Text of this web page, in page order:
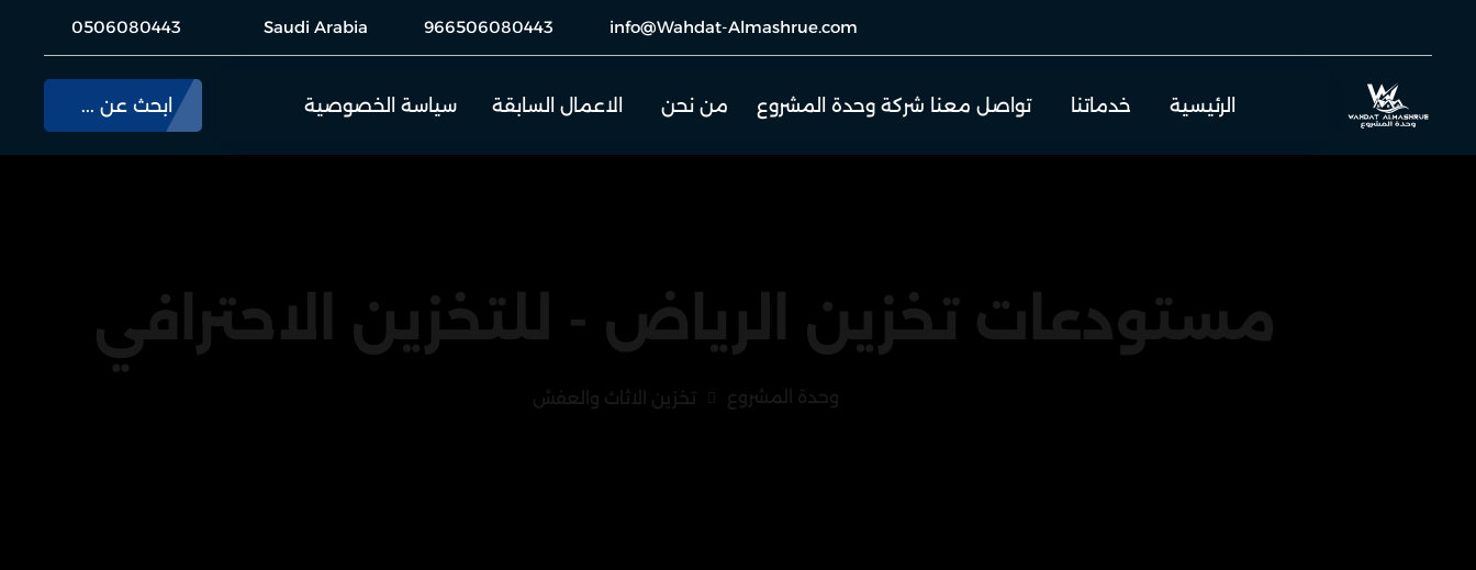
info@Wahdat-Almashrue.com
966506080443
Saudi Arabia
0506080443
الرئيسية خدماتنا تواصل معنا شركة وحدة المشروع من نحن الاعمال السابقة سياسة الخصوصية ابحث عن ...
مستودعات تخزين الرياض - للتخزين الاحترافي
وحدة المشروع تخزين الاثاث والعفش